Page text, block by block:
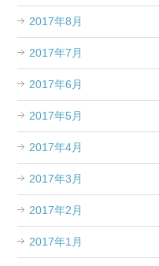
2017年8月
2017年7月
2017年6月
2017年5月
2017年4月
2017年3月
2017年2月
2017年1月